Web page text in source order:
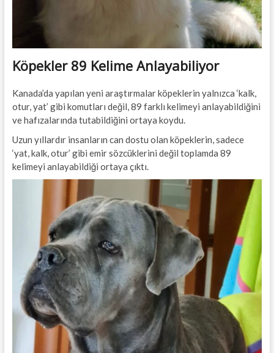
Köpekler 89 Kelime Anlayabiliyor
Kanada’da yapılan yeni araştırmalar köpeklerin yalnızca ‘kalk,
otur, yat’ gibi komutları değil, 89 farklı kelimeyi anlayabildiğini
ve hafızalarında tutabildiğini ortaya koydu.
Uzun yıllardır insanların can dostu olan köpeklerin, sadece
‘yat, kalk, otur’ gibi emir sözcüklerini değil toplamda 89
kelimeyi anlayabildiği ortaya çıktı.